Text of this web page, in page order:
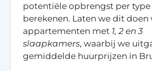
potentiële opbrengst per
berekenen. Laten we dit doen
appartementen met 1, 2 en 3
slaapkamers, waarbij we
gemiddelde huurprijzen in